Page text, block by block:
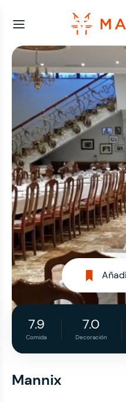
7.9
Comida
7.0
Decoración
Mannix